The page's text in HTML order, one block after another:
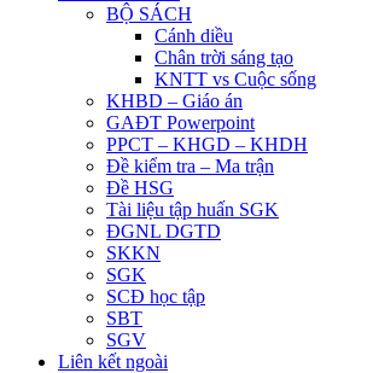
BỘ SÁCH
Cánh diều
Chân trời sáng tạo
KNTT vs Cuộc sống
KHBD – Giáo án
GAĐT Powerpoint
PPCT – KHGD – KHDH
Đề kiểm tra – Ma trận
Đề HSG
Tài liệu tập huấn SGK
ĐGNL DGTD
SKKN
SGK
SCĐ học tập
SBT
SGV
Liên kết ngoài